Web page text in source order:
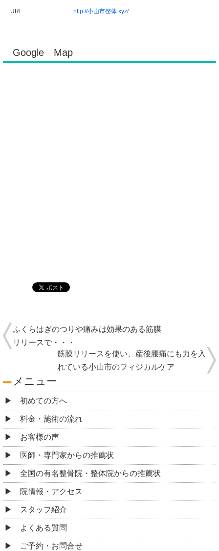
URL http://小山市整体.xyz/
Google Map
ふくらはぎのつりや痛みは効果のある筋膜
リリースで・・・
筋膜リリースを使い、産後腰痛にも力を入
れている小山市のフィジカルケア
メニュー
初めての方へ
料金・施術の流れ
お客様の声
医師・専門家からの推薦状
全国の有名整骨院・整体院からの推薦状
院情報・アクセス
スタッフ紹介
よくある質問
ご予約・お問合せ